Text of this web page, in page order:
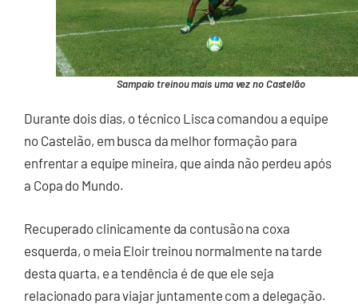
Sampaio treinou mais uma vez no Castelão
Durante dois dias, o técnico Lisca comandou a equipe
no Castelão, em busca da melhor formação para
enfrentar a equipe mineira, que ainda não perdeu após
a Copa do Mundo.
Recuperado clinicamente da contusão na coxa
esquerda, o meia Eloir treinou normalmente na tarde
desta quarta, e a tendência é de que ele seja
relacionado para viajar juntamente com a delegação.